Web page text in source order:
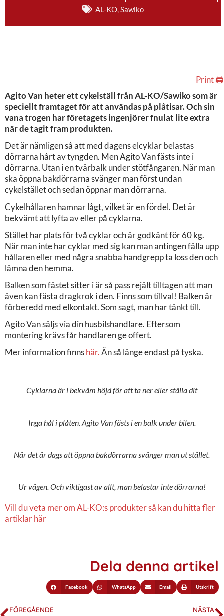
AL-KO,Sawiko
Print 🖨
Agito Van heter ett cykelställ från AL-KO/Sawiko som är
speciellt framtaget för att användas på plåtisar. Och sin
vana trogen har företagets ingenjörer fnulat lite extra
när de tagit fram produkten.
Det är nämligen så att med dagens elcyklar belastas
dörrarna hårt av tyngden. Men Agito Van fästs inte i
dörrarna. Utan i en tvärbalk under stötfångaren. När man
ska öppna bakdörrarna svänger man först undan
cykelstället och sedan öppnar man dörrarna.
Cykelhållaren hamnar lågt, vilket är en fördel. Det är
bekvämt att lyfta av eller på cyklarna.
Stället har plats för två cyklar och är godkänt för 60 kg.
När man inte har cyklar med sig kan man antingen fälla upp
hållaren eller med några snabba handgrepp ta loss den och
lämna den hemma.
Balken som fästet sitter i är så pass rejält tilltagen att man
även kan fästa dragkrok i den. Finns som tillval! Balken är
förberedd med elkontakt. Som sagt, man har tänkt till.
Agito Van säljs via din husbilshandlare. Eftersom
montering krävs får handlaren ge offert.
Mer information finnshär.Än så länge endast på tyska.
Cyklarna är i bekväm höjd för att ta ner eller ställa dit
Inga hål i plåten. Agito Van fästs i en balk under bilen.
När det är dags att öppna bakdörrarna svänger man ut stället.
Ur vägen. Och viktigast av allt, man belastar inte dörrarna!
Vill du veta mer om AL-KO:s produkter så kan du hitta fler
artiklar här
Dela denna artikel
Facebook WhatsApp Email Utskrift
FÖREGÅENDE NÄSTA